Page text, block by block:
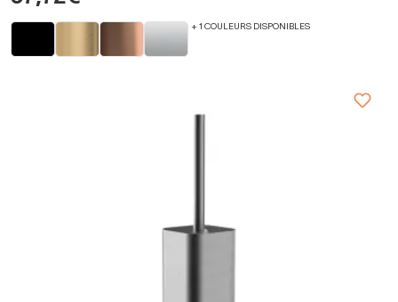
+ 1 COULEURS DISPONIBLES